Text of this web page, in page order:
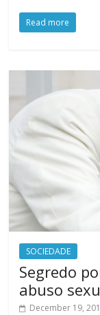
Read more
SOCIEDADE
Segredo
abuso
December 19,